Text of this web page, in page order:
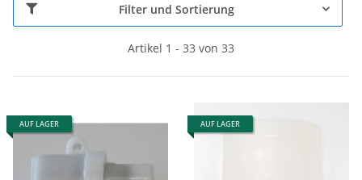
Filter und Sortierung
Artikel 1 - 33 von 33
AUF LAGER AUF LAGER